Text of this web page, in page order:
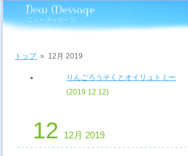
トップ» 12月 2019
りんごろうそくとオイリュトミー
(2019 12 12)
12 12月 2019